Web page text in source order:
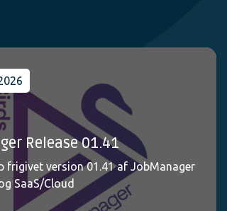
Release 01.41
frigivet version 01.41 af JobManager
SaaS/Cloud